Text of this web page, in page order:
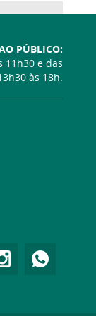
PÚBLICO:
11h30 e das
às 18h.